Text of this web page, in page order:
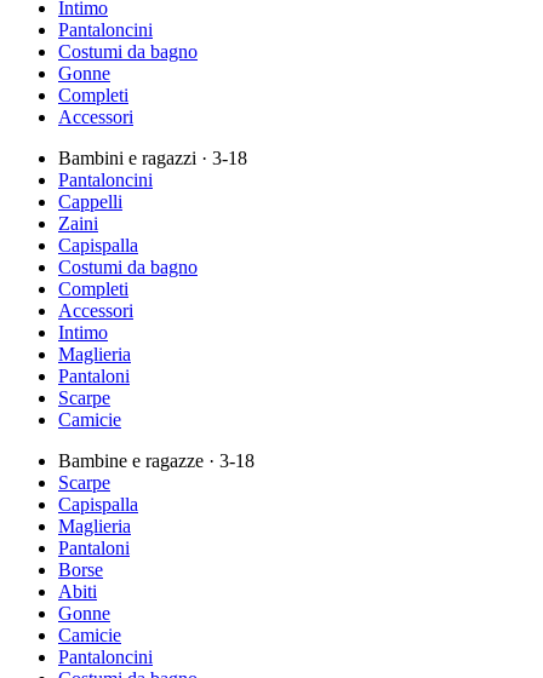
Intimo
Pantaloncini
Costumi da bagno
Gonne
Completi
Accessori
Bambini e ragazzi · 3-18
Pantaloncini
Cappelli
Zaini
Capispalla
Costumi da bagno
Completi
Accessori
Intimo
Maglieria
Pantaloni
Scarpe
Camicie
Bambine e ragazze · 3-18
Scarpe
Capispalla
Maglieria
Pantaloni
Borse
Abiti
Gonne
Camicie
Pantaloncini